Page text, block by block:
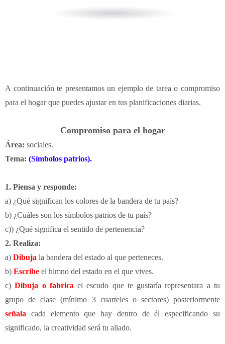
A continuación te presentamos un ejemplo de tarea o compromiso
para el hogar que puedes ajustar en tus planificaciones diarias.
Compromiso para el hogar
Área: sociales.
Tema: (Símbolos patrios).
1. Piensa y responde:
a) ¿Qué significan los colores de la bandera de tu país?
b) ¿Cuáles son los símbolos patrios de tu país?
c)) ¿Qué significa el sentido de pertenencia?
2. Realiza:
a) Dibuja la bandera del estado al que perteneces.
b) Escribe el himno del estado en el que vives.
c)Dibuja o fabrica el escudo que te gustaría representara a tu
grupo de clase (mínimo 3 cuarteles o sectores) posteriormente
señala cada elemento que hay dentro de él especificando su
significado, la creatividad será tu aliado.